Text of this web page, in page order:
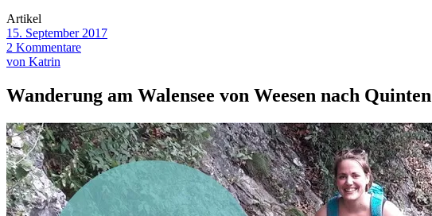
Artikel
15. September 2017
2 Kommentare
von Katrin
Wanderung am Walensee von Weesen nach Quinten